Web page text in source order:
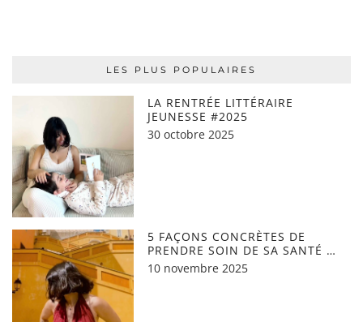
LES PLUS POPULAIRES
LA RENTRÉE LITTÉRAIRE
JEUNESSE #2025
30 octobre 2025
5 FAÇONS CONCRÈTES DE
PRENDRE SOIN DE SA SANTÉ …
10 novembre 2025